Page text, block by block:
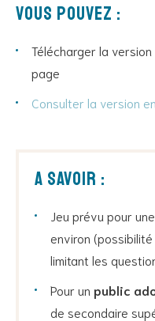
Vous pouvez :
Télécharger la
page
Consulter la version
A savoir :
Jeu prévu pour une
environ
limitant les
Pour un public
de secondaire